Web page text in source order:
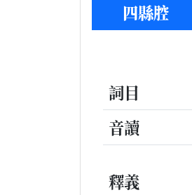
四縣腔
詞目
音讀
釋義